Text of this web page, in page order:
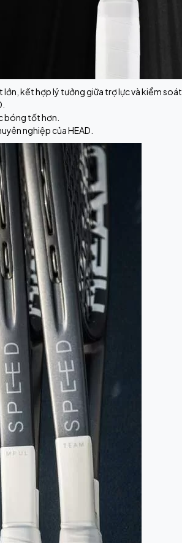
kết hợp lý tưởng giữa trợ lực và kiểm soát.
bóng tốt hơn.
nghiệp của HEAD.